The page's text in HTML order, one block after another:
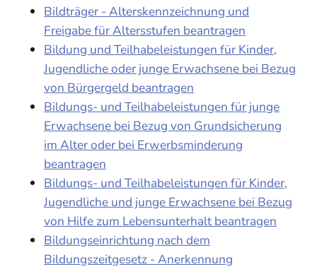
Bildträger - Alterskennzeichnung und
Freigabe für Altersstufen beantragen
Bildung und Teilhabeleistungen für Kinder,
Jugendliche oder junge Erwachsene bei Bezug
von Bürgergeld beantragen
Bildungs- und Teilhabeleistungen für junge
Erwachsene bei Bezug von Grundsicherung
im Alter oder bei Erwerbsminderung
beantragen
Bildungs- und Teilhabeleistungen für Kinder,
Jugendliche und junge Erwachsene bei Bezug
von Hilfe zum Lebensunterhalt beantragen
Bildungseinrichtung nach dem
Bildungszeitgesetz - Anerkennung